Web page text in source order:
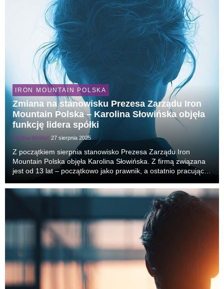
IRON MOUNTAIN POLSKA
Zmiana na stanowisku Prezesa Zarządu Iron
Mountain Polska – Karolina Słowińska objęła
funkcję lidera spółki
Paulina Wróbel 27 sierpnia 2025
Z początkiem sierpnia stanowisko Prezesa Zarządu Iron
Mountain Polska objęła Karolina Słowińska. Z firmą związana
jest od 13 lat – początkowo jako prawnik, a ostatnio pracując w
DBU (Digital Business Unit). Jej ...